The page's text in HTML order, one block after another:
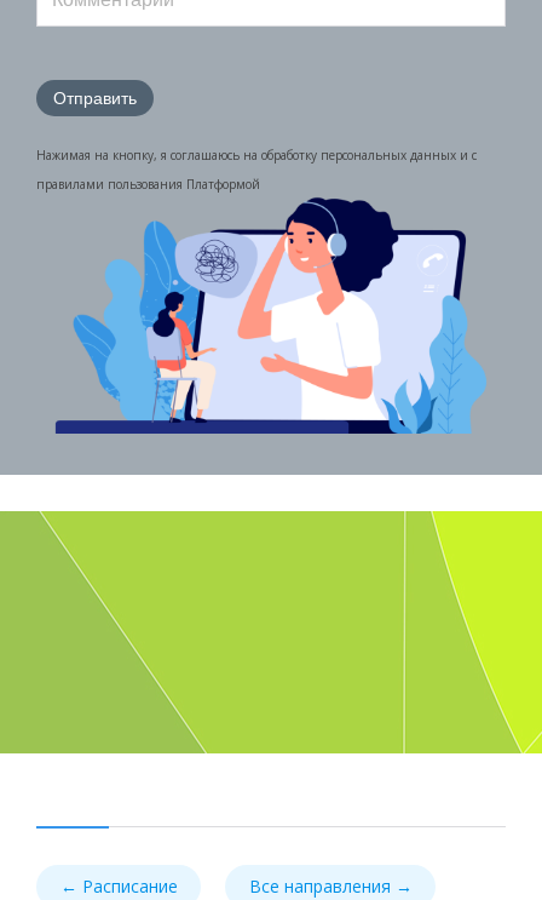
Нажимая на кнопку, я соглашаюсь на обработку персональных данных и с
правилами пользования Платформой
← Расписание Все направления →